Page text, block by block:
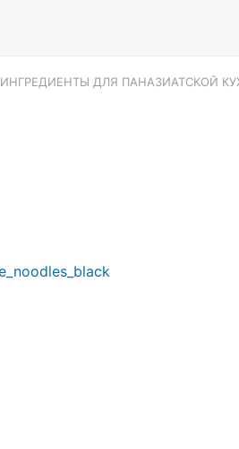
ИНГРЕДИЕНТЫ ДЛЯ ПАНАЗИАТСКОЙ